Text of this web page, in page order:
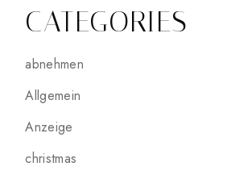
CATEGORIES
abnehmen
Allgemein
Anzeige
christmas